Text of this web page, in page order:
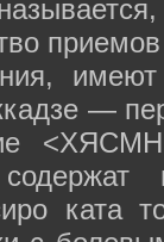
—
ката